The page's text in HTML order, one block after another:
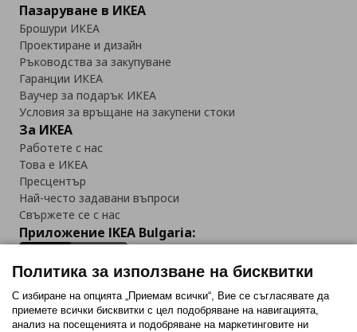
Пазаруване в ИКЕА
Брошури ИКЕА
Проектиране и дизайн
Ръководства за закупуване
Гаранции ИКЕА
Ваучер за подарък ИКЕА
Условия за връщане на закупени стоки
За ИКЕА
Работете с нас
Това е ИКЕА
Пресцентър
Най-често задавани въпроси
Свържете се с нас
Приложение IKEA Bulgaria:
Последвайте ни:
Политика за използване на бисквитки
С избиране на опцията „Приемам всички“, Вие се съгласявате да
приемете всички бисквитки с цел подобряване на навигацията,
анализ на посещенията и подобряване на маркетинговите ни